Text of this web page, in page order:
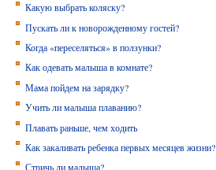
Какую выбрать коляску?
Пускать ли к новорожденному гостей?
Когда «переселяться» в ползунки?
Как одевать малыша в комнате?
Мама пойдем на зарядку?
Учить ли малыша плаванию?
Плавать раньше, чем ходить
Как закаливать ребенка первых месяцев жизни?
Стричь ли малыша?